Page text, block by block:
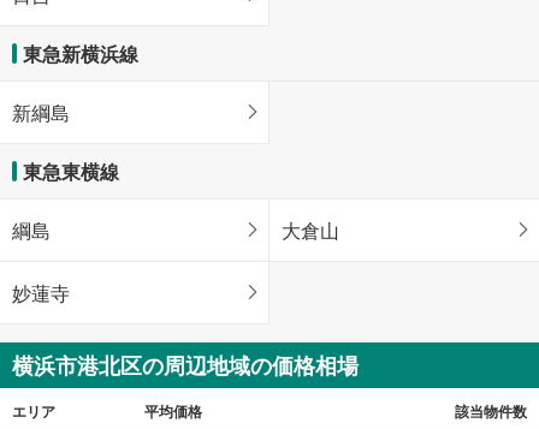
東急新横浜線
新綱島
東急東横線
綱島 大倉山
妙蓮寺
横浜市港北区の周辺地域の価格相場
エリア 平均価格 該当物件数